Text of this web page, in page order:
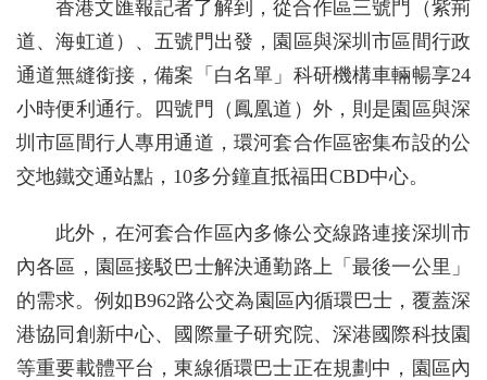
香港文匯報記者了解到，從合作區三號門（紫荊
道、海虹道）、五號門出發，園區與深圳市區間行政
通道無縫銜接，備案「白名單」科研機構車輛暢享24
小時便利通行。四號門（鳳凰道）外，則是園區與深
圳市區間行人專用通道，環河套合作區密集布設的公
交地鐵交通站點，10多分鐘直抵福田CBD中心。
此外，在河套合作區內多條公交線路連接深圳市
內各區，園區接駁巴士解決通勤路上「最後一公里」
的需求。例如B962路公交為園區內循環巴士，覆蓋深
港協同創新中心、國際量子研究院、深港國際科技園
等重要載體平台，東線循環巴士正在規劃中，園區內